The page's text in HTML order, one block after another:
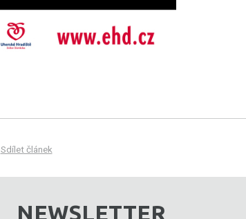
Sdílet článek
NEWSLETTER